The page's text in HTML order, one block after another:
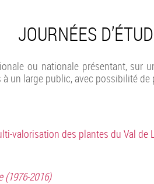
JOURNÉES
ou nationale présentant, sur
un large public, avec possibilité
valorisation des plantes du Val de
(1976-2016)